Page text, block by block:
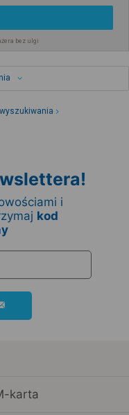
bez ulgi
i
kod
karta